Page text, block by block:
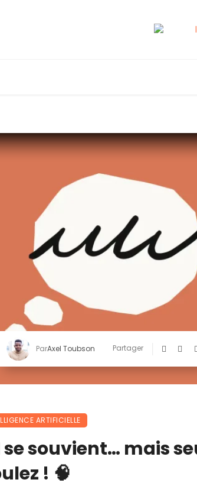
ParAxel Toubson Partager
ARTIFICIELLE
se souvient… mais
! 🧠